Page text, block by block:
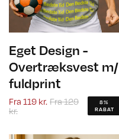
Eget Design -
Overtræksvest m/
fuldprint
Fra 119 kr. Fra129
kr.
8%
RABAT